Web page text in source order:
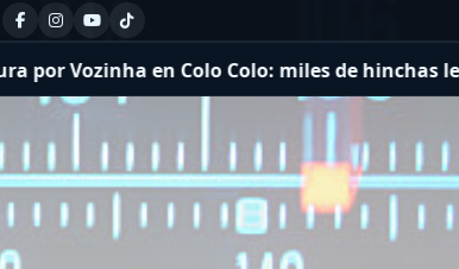
Colo: miles de hinchas le dieron la